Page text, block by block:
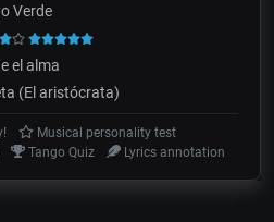
Verde
el alma
(El aristócrata)
Musical personality test
Tango Quiz Lyrics annotation